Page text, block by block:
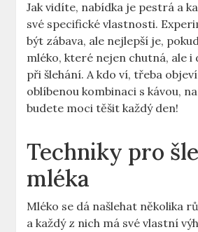
Jak vidíte, nabídka je ⁣pestrá a
své specifické vlastnosti.
​být zábava, ale​ nejlepší je,
mléko, které nejen chutná, ale i
při šlehání. A kdo ví, třeba
oblíbenou kombinaci s kávou,
budete moci těšit každý den!
Techniky pro
mléka
Mléko⁢ se dá našlehat několika
a každý z nich má své vlastní